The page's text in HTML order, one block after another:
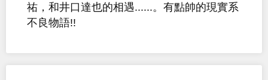
祐，和井口達也的相遇......。有點帥的現實系
不良物語!!